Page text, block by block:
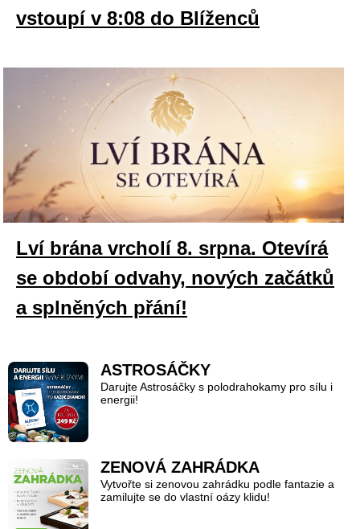
vstoupí v 8:08 do Blíženců
Lví brána vrcholí 8. srpna. Otevírá
se období odvahy, nových začátků
a splněných přání!
ASTROSÁČKY
Darujte Astrosáčky s polodrahokamy pro sílu i
energii!
ZENOVÁ ZAHRÁDKA
Vytvořte si zenovou zahrádku podle fantazie a
zamilujte se do vlastní oázy klidu!